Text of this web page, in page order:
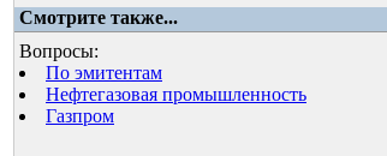
Смотрите также...
Вопросы:
По эмитентам
Нефтегазовая промышленность
Газпром